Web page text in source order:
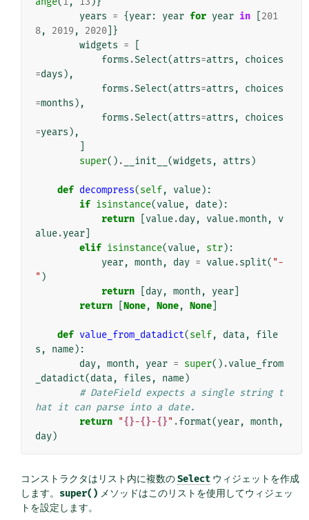
years = {year: year for year in
201
8, 2019, 2020]}
widgets =
forms .Select(attrs=attrs ,
choices
=days ),
forms .Select(attrs=attrs ,
choices
=months ),
forms .Select(attrs=attrs ,
choices
=years ),
super() . __init__ (widgets , attrs )
def decompress(self, value):
if isinstance(value, date):
return
value.day, value.month ,
v
alue.year]
elif isinstance(value, str):
year, month , day = value.split( "-
" )
return
day, month , year]
return
None, None, None]
def value_from_datadict(self, data,
file
s , name):
day, month , year = super() .value_from
_datadict(data, files , name)
# DateField expects a single string t
hat it can parse into a date.
return
"{}-{}-{}" .format(year, month ,
day)
コンストラクタはリスト内に複数のSelectウィジェットを作成
します。 super() メソッドはこのリストを使用してウィジェッ
トを設定します。